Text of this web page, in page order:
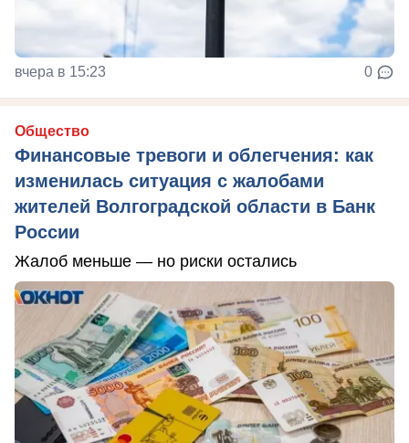
вчера в 15:23 0
Общество
Финансовые тревоги и облегчения: как
изменилась ситуация с жалобами
жителей Волгоградской области в Банк
России
Жалоб меньше — но риски остались